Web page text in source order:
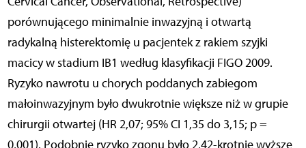
porównującego minimalnie inwazyjną i otwartą
radykalną histerektomię u pacjentek z rakiem szyjki
macicy w stadium IB1 według klasyfikacji FIGO 2009.
Ryzyko nawrotu u chorych poddanych zabiegom
małoinwazyjnym było dwukrotnie większe niż w grupie
chirurgii otwartej (HR 2,07; 95% CI 1,35 do 3,15; p =
0,001). Podobnie ryzyko zgonu było 2,42-krotnie wyższe